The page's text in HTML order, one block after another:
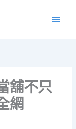
舖不只
網